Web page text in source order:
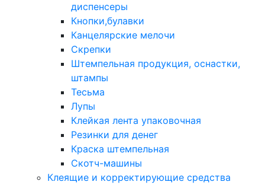
диспенсеры
Кнопки,булавки
Канцелярские мелочи
Скрепки
Штемпельная продукция, оснастки,
штампы
Тесьма
Лупы
Клейкая лента упаковочная
Резинки для денег
Краска штемпельная
Скотч-машины
Клеящие и корректирующие средства